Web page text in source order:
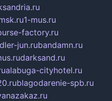
1-mus.ru
factory.ru
jun.rubandamn.ru
darksand.ru
alabuga-cityhotel.ru
blagodarenie-spb.ru